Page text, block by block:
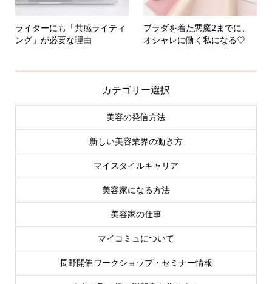
ライターにも「共感ライティ
ング」が必要な理由
プラダを着た悪魔2までに、
オシャレに働く私になる♡
カテゴリー選択
美容の発信方法
新しい美容業界の働き方
マイスタイルキャリア
美容家になる方法
美容家の仕事
マイコミュについて
長野開催ワークショップ・セミナー情報